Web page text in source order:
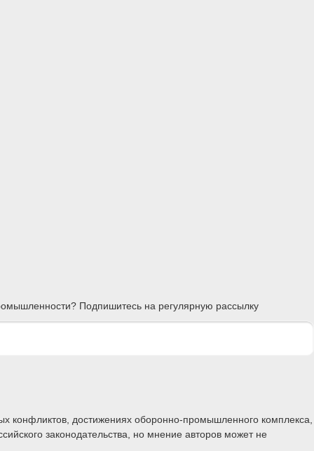
Подпишитесь на регулярную рассылку
конфликтов, достижениях оборонно-промышленного комплекса,
законодательства, но мнение авторов может не